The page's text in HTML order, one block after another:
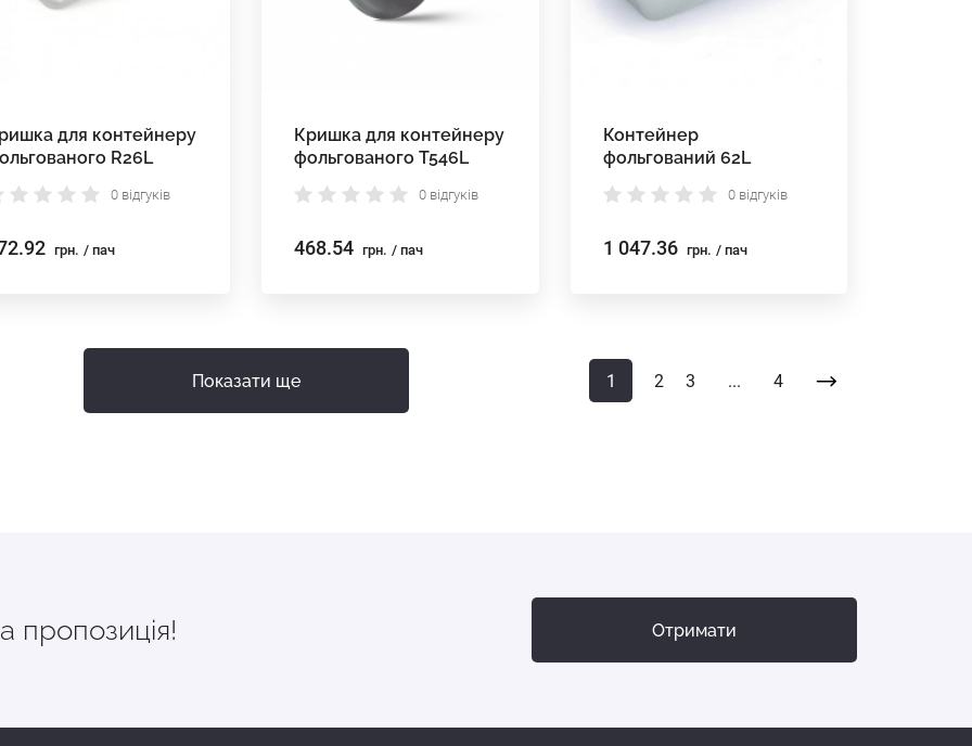
для контейнеру
R26L
0 відгуків
грн. / пач
Кришка для контейнеру
фольгованого T546L
0 відгуків
468.54 грн. / пач
Контейнер
фольгований 62L
0 відгуків
1 047.36 грн. / пач
Показати ще 1 2 3 ... 4
пропозиція! Отримати